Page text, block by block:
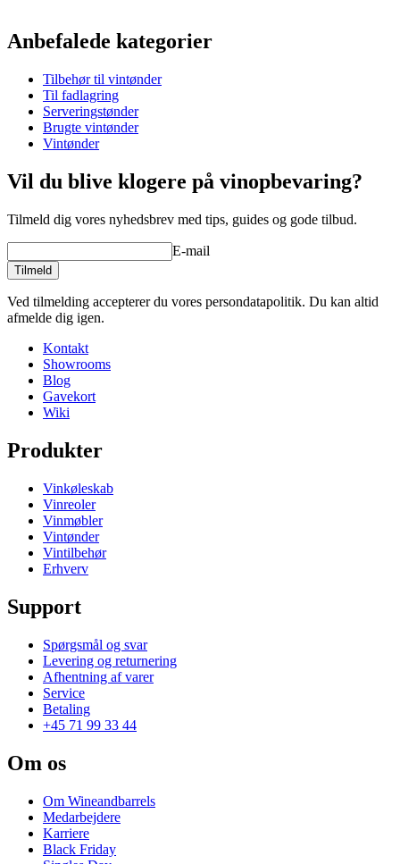
ProduktnummerAROBINOX5-20
Dimensioner (BxHxD cm)
Vægt (kg)0.2
Højde (cm)2
Dybde (cm)
product extension
Anbefalede kategorier
Tilbehør til vintønder
Til fadlagring
Serveringstønder
Brugte vintønder
Vintønder
Vil du blive klogere på vinopbevaring?
Tilmeld dig vores nyhedsbrev med tips, guides og gode tilbud.
E-mail
Tilmeld
Ved tilmelding accepterer du vores persondatapolitik. Du kan altid
afmelde dig igen.
Kontakt
Showrooms
Blog
Gavekort
Wiki
Produkter
Vinkøleskab
Vinreoler
Vinmøbler
Vintønder
Vintilbehør
Erhverv
Support
Spørgsmål og svar
Levering og returnering
Afhentning af varer
Service
Betaling
+45 71 99 33 44
Om os
Om Wineandbarrels
Medarbejdere
Karriere
Black Friday